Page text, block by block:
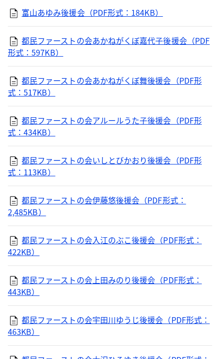
富山あゆみ後援会（PDF形式：184KB）
都民ファーストの会あかねがくぼ嘉代子後援会（PDF
形式：597KB）
都民ファーストの会あかねがくぼ舞後援会（PDF形
式：517KB）
都民ファーストの会アルールうた子後援会（PDF形
式：434KB）
都民ファーストの会いしとびかおり後援会（PDF形
式：113KB）
都民ファーストの会伊藤悠後援会（PDF形式：
2,485KB）
都民ファーストの会入江のぶこ後援会（PDF形式：
422KB）
都民ファーストの会上田みのり後援会（PDF形式：
443KB）
都民ファーストの会宇田川ゆうじ後援会（PDF形式：
463KB）